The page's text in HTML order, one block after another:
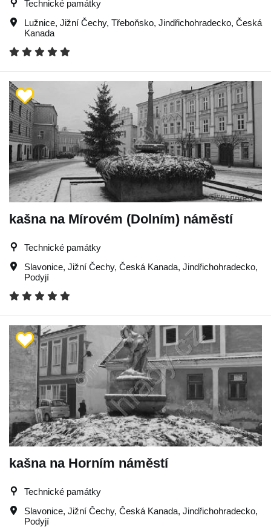
Technické památky
Lužnice, Jižní Čechy, Třeboňsko, Jindřichohradecko, Česká
Kanada
kašna na Mírovém (Dolním) náměstí
Technické památky
Slavonice, Jižní Čechy, Česká Kanada, Jindřichohradecko,
Podyjí
kašna na Horním náměstí
Technické památky
Slavonice, Jižní Čechy, Česká Kanada, Jindřichohradecko,
Podyjí